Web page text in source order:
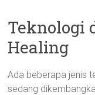
Teknologi
Healing
Ada beberapa jenis
sedang